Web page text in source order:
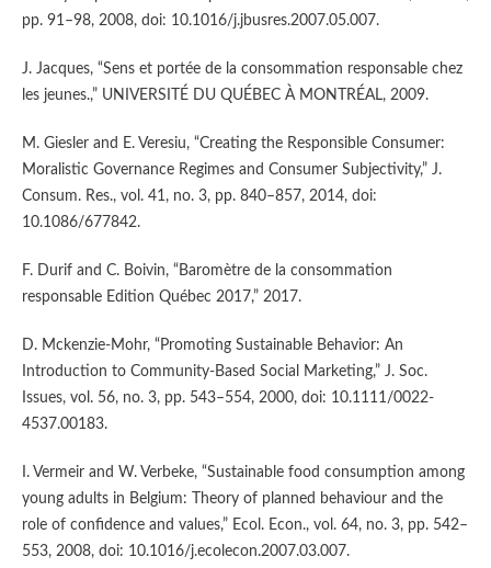
pp. 91–98, 2008, doi: 10.1016/j.jbusres.2007.05.007.
J. Jacques, “Sens et portée de la consommation responsable chez
les jeunes.,” UNIVERSITÉ DU QUÉBEC À MONTRÉAL, 2009.
M. Giesler and E. Veresiu, “Creating the Responsible Consumer:
Moralistic Governance Regimes and Consumer Subjectivity,” J.
Consum. Res., vol. 41, no. 3, pp. 840–857, 2014, doi:
10.1086/677842.
F. Durif and C. Boivin, “Baromètre de la consommation
responsable Edition Québec 2017,” 2017.
D. Mckenzie-Mohr, “Promoting Sustainable Behavior: An
Introduction to Community-Based Social Marketing,” J. Soc.
Issues, vol. 56, no. 3, pp. 543–554, 2000, doi: 10.1111/0022-
4537.00183.
I. Vermeir and W. Verbeke, “Sustainable food consumption among
young adults in Belgium: Theory of planned behaviour and the
role of confidence and values,” Ecol. Econ., vol. 64, no. 3, pp. 542–
553, 2008, doi: 10.1016/j.ecolecon.2007.03.007.